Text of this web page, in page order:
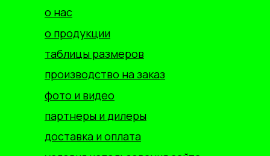
партнеры и дилеры
доставка и оплата
о продукции
таблицы размеров
производство на заказ
о нас
фото и видео